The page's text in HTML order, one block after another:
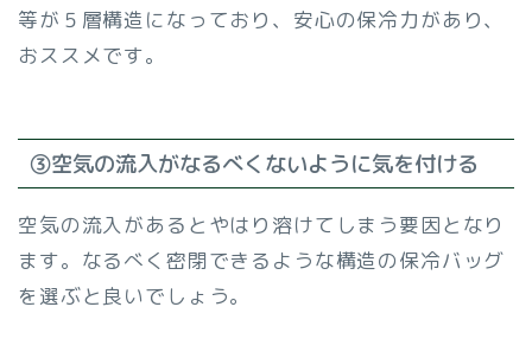
等が５層構造になっており、安心の保冷力があり、
おススメです。
③空気の流入がなるべくないように気を付ける
空気の流入があるとやはり溶けてしまう要因となり
ます。なるべく密閉できるような構造の保冷バッグ
を選ぶと良いでしょう。